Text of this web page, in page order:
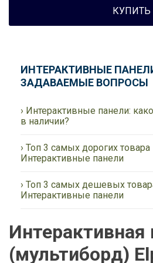
КУПИТЬ
ИНТЕРАКТИВНЫЕ
ЗАДАВАЕМЫЕ ВОПРОСЫ
› Интерактивные панели:
в наличии?
› Топ 3 самых дорогих товара
Интерактивные панели
› Топ 3 самых дешевых
Интерактивные панели
Интерактивная
(мультиборд)